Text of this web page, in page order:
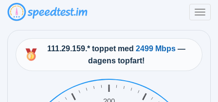
111.29.159.* toppet med 2499 Mbps —
dagens topfart!